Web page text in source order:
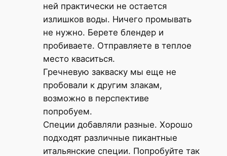
ней практически не остается
излишков воды. Ничего промывать
не нужно. Берете блендер и
пробиваете. Отправляете в теплое
место кваситься.
Гречневую закваску мы еще не
пробовали к другим злакам,
возможно в перспективе
попробуем.
Специи добавляли разные. Хорошо
подходят различные пикантные
итальянские специи. Попробуйте так